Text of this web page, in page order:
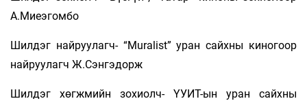
А.Миеэгомбо
Шилдэг найруулагч- “Muralist” уран сайхны киногоор
найруулагч Ж.Сэнгэдорж
Шилдэг хөгжмийн зохиолч- ҮУИТ-ын уран сайхны